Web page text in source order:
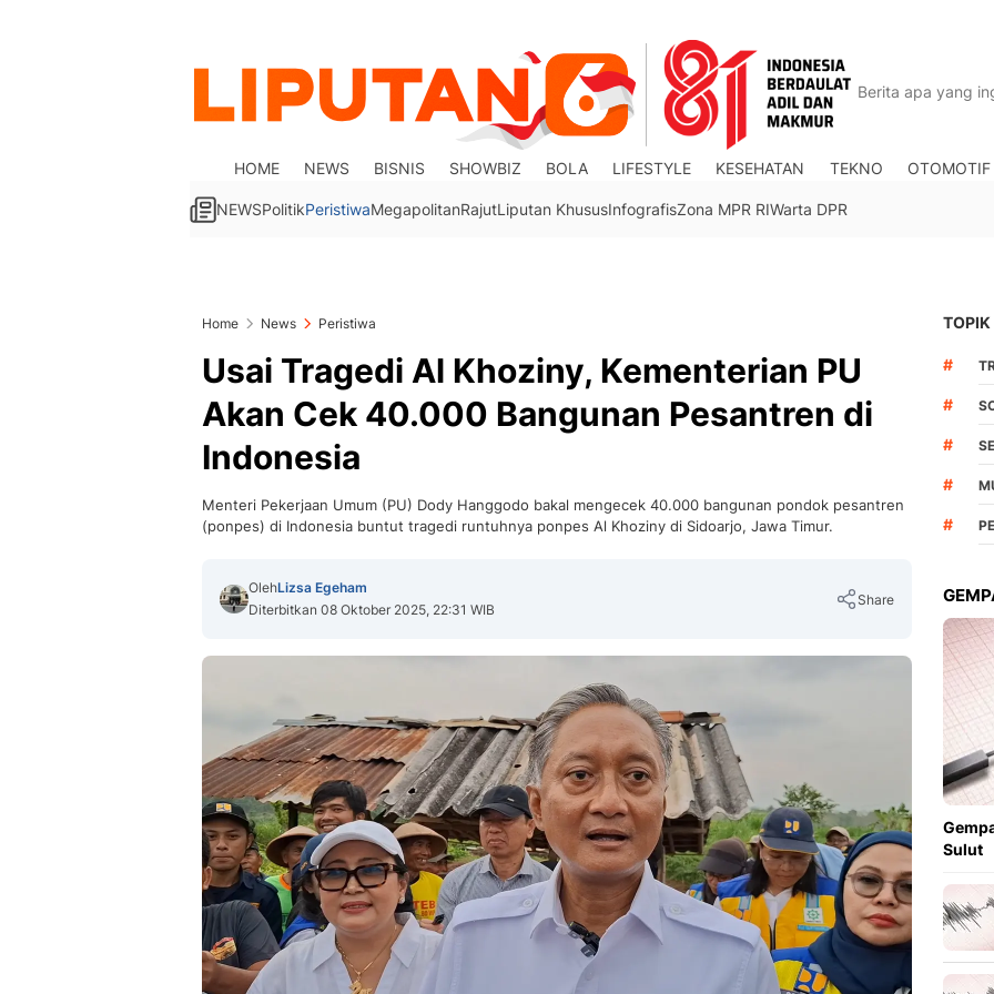
HOME NEWS BISNIS SHOWBIZ BOLA LIFESTYLE KESEHATAN TEKNO OTOMOTIF
NEWSPolitikPeristiwaMegapolitanRajutLiputan KhususInfografisZona MPR RIWarta DPR
Home News Peristiwa
Usai Tragedi Al Khoziny, Kementerian PU
Akan Cek 40.000 Bangunan Pesantren di
Indonesia
Menteri Pekerjaan Umum (PU) Dody Hanggodo bakal mengecek 40.000 bangunan pondok pesantren
(ponpes) di Indonesia buntut tragedi runtuhnya ponpes Al Khoziny di Sidoarjo, Jawa Timur.
OlehLizsa Egeham
Diterbitkan 08 Oktober 2025, 22:31 WIB
Share
TOPIK
#
#
#
#
#
Sulut